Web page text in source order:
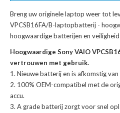
Breng uw originele laptop weer tot
VPCSB16FA/B-laptopbatterij -
hoogwaardige batterijen en
Hoogwaardige Sony VAIO
vertrouwen met gebruik.
Nieuwe batterij en is afkomstig
100% OEM-compatibel met de
accu.
A grade batterij zorgt voor snel